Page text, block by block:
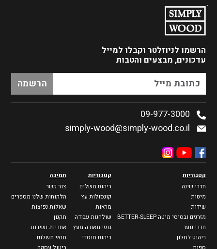
הרשמו לניוזלטר וקבלו למייל
עדכונים, מבצעים והטבות
09-977-3000
simply-wood@simply-wood.co.il
קטגוריות
חדרי שינה
מיטות
שידות
מזרנים ובסיסי מיטה BETTER-SLEEP
חדרי נוער
ריהוט לסלון
קטגוריות
ריהוט משלים
קונסולות עץ
מראות
שולחנות עבודה
גופי תאורה מעץ
ריהוט מוסדי
תמיכה
צור קשר
הלקוחות שלנו מספרים
שאלות נפוצות
תקנון
אחריות ושירות
תנאי תשלום